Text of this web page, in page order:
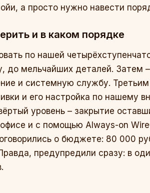
а просто нужно навести
и в каком порядке
по нашей
до мельчайших деталей. Затем
и системную службу.
и его настройка по нашему
уровень – закрытие
и с помощью Always-on
о бюджете: 80 000
предупредили сразу: в